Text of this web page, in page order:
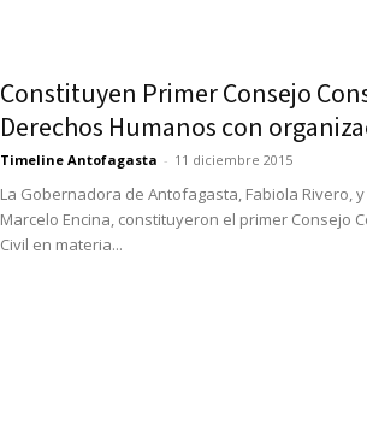
Constituyen Primer Consejo
Derechos Humanos con
Timeline Antofagasta - 11 diciembre 2015
La Gobernadora de Antofagasta, Fabiola Rivero,
Marcelo Encina, constituyeron el primer Consejo
Civil en materia...